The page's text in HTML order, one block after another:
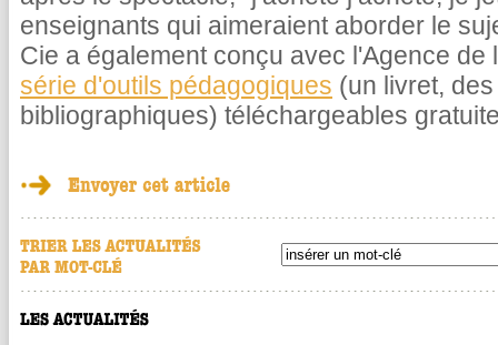
enseignants qui aimeraient aborder le
Cie a également conçu avec l'Agence de
série d'outils pédagogiques (un livret,
bibliographiques) téléchargeables